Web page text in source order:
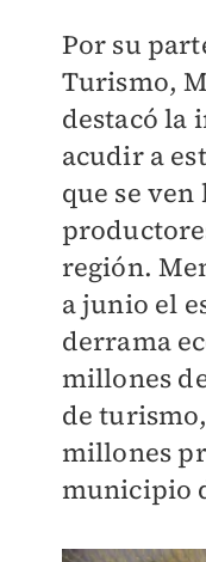
Por su
Turismo,
destacó la
acudir a
que se
región.
a junio el
derrama
millones
de
millones
municipio